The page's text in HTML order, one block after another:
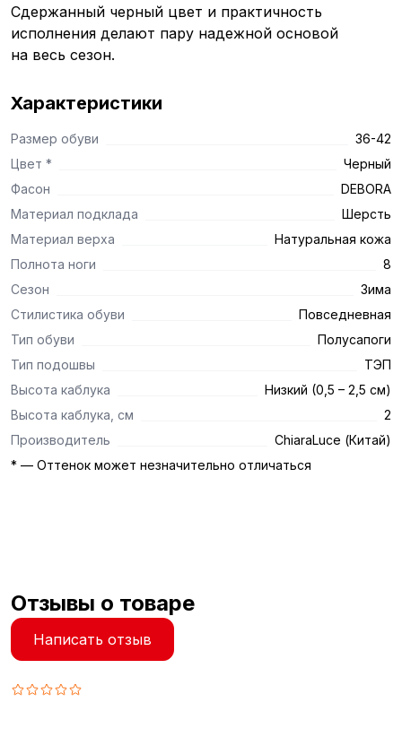
Сдержанный черный цвет и практичность
исполнения делают пару надежной основой
на весь сезон.
Характеристики
Размер обуви
36-42
Цвет *
Черный
Фасон
DEBORA
Материал подклада
Шерсть
Материал верха
Натуральная кожа
Полнота ноги
8
Сезон
Зима
Стилистика обуви
Повседневная
Тип обуви
Полусапоги
Тип подошвы
ТЭП
Высота каблука
Низкий (0,5 – 2,5 см)
Высота каблука, см
2
Производитель
ChiaraLuce (Китай)
* — Оттенок может незначительно отличаться
Отзывы о товаре
Написать отзыв